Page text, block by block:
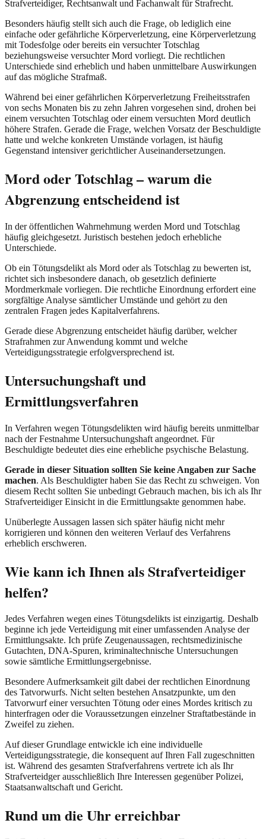
Strafverteidiger, Rechtsanwalt und Fachanwalt für Strafrecht.
Besonders häufig stellt sich auch die Frage, ob lediglich eine
einfache oder gefährliche Körperverletzung, eine Körperverletzung
mit Todesfolge oder bereits ein versuchter Totschlag
beziehungsweise versuchter Mord vorliegt. Die rechtlichen
Unterschiede sind erheblich und haben unmittelbare Auswirkungen
auf das mögliche Strafmaß.
Während bei einer gefährlichen Körperverletzung Freiheitsstrafen
von sechs Monaten bis zu zehn Jahren vorgesehen sind, drohen bei
einem versuchten Totschlag oder einem versuchten Mord deutlich
höhere Strafen. Gerade die Frage, welchen Vorsatz der Beschuldigte
hatte und welche konkreten Umstände vorlagen, ist häufig
Gegenstand intensiver gerichtlicher Auseinandersetzungen.
Mord oder Totschlag – warum die
Abgrenzung entscheidend ist
In der öffentlichen Wahrnehmung werden Mord und Totschlag
häufig gleichgesetzt. Juristisch bestehen jedoch erhebliche
Unterschiede.
Ob ein Tötungsdelikt als Mord oder als Totschlag zu bewerten ist,
richtet sich insbesondere danach, ob gesetzlich definierte
Mordmerkmale vorliegen. Die rechtliche Einordnung erfordert eine
sorgfältige Analyse sämtlicher Umstände und gehört zu den
zentralen Fragen jedes Kapitalverfahrens.
Gerade diese Abgrenzung entscheidet häufig darüber, welcher
Strafrahmen zur Anwendung kommt und welche
Verteidigungsstrategie erfolgversprechend ist.
Untersuchungshaft und
Ermittlungsverfahren
In Verfahren wegen Tötungsdelikten wird häufig bereits unmittelbar
nach der Festnahme Untersuchungshaft angeordnet. Für
Beschuldigte bedeutet dies eine erhebliche psychische Belastung.
Gerade in dieser Situation sollten Sie keine Angaben zur Sache
machen. Als Beschuldigter haben Sie das Recht zu schweigen. Von
diesem Recht sollten Sie unbedingt Gebrauch machen, bis ich als Ihr
Strafverteidiger Einsicht in die Ermittlungsakte genommen habe.
Unüberlegte Aussagen lassen sich später häufig nicht mehr
korrigieren und können den weiteren Verlauf des Verfahrens
erheblich erschweren.
Wie kann ich Ihnen als Strafverteidiger
helfen?
Jedes Verfahren wegen eines Tötungsdelikts ist einzigartig. Deshalb
beginne ich jede Verteidigung mit einer umfassenden Analyse der
Ermittlungsakte. Ich prüfe Zeugenaussagen, rechtsmedizinische
Gutachten, DNA-Spuren, kriminaltechnische Untersuchungen
sowie sämtliche Ermittlungsergebnisse.
Besondere Aufmerksamkeit gilt dabei der rechtlichen Einordnung
des Tatvorwurfs. Nicht selten bestehen Ansatzpunkte, um den
Tatvorwurf einer versuchten Tötung oder eines Mordes kritisch zu
hinterfragen oder die Voraussetzungen einzelner Straftatbestände in
Zweifel zu ziehen.
Auf dieser Grundlage entwickle ich eine individuelle
Verteidigungsstrategie, die konsequent auf Ihren Fall zugeschnitten
ist. Während des gesamten Strafverfahrens vertrete ich als Ihr
Strafverteidger ausschließlich Ihre Interessen gegenüber Polizei,
Staatsanwaltschaft und Gericht.
Rund um die Uhr erreichbar